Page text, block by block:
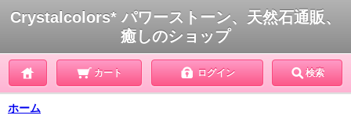
Crystalcolors* パワーストーン、天然石通販、
癒しのショップ
カート ログイン 検索
ホーム